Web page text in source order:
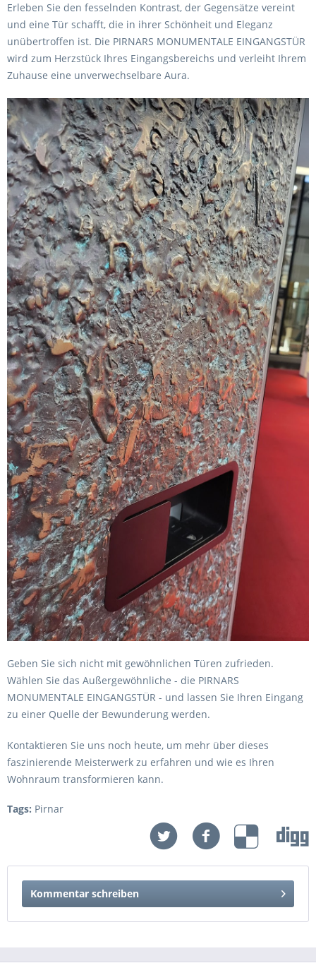
Erleben Sie den fesselnden Kontrast, der Gegensätze vereint
und eine Tür schafft, die in ihrer Schönheit und Eleganz
unübertroffen ist. Die PIRNARS MONUMENTALE EINGANGSTÜR
wird zum Herzstück Ihres Eingangsbereichs und verleiht Ihrem
Zuhause eine unverwechselbare Aura.
Geben Sie sich nicht mit gewöhnlichen Türen zufrieden.
Wählen Sie das Außergewöhnliche - die PIRNARS
MONUMENTALE EINGANGSTÜR - und lassen Sie Ihren Eingang
zu einer Quelle der Bewunderung werden.
Kontaktieren Sie uns noch heute, um mehr über dieses
faszinierende Meisterwerk zu erfahren und wie es Ihren
Wohnraum transformieren kann.
Tags: Pirnar
Kommentar schreiben